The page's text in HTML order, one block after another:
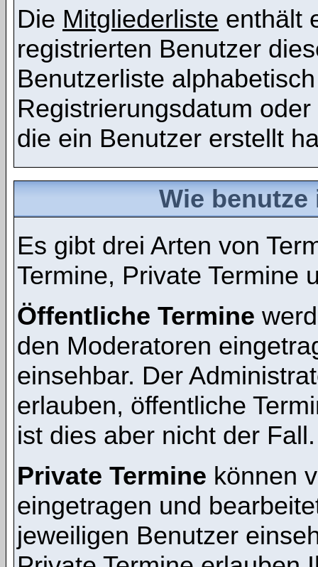
Die Mitgliederliste enthält
registrierten Benutzer
Benutzerliste
Registrierungsdatum
die ein Benutzer erstellt
Wie
Es gibt drei Arten von
Termine, Private Termine
Öffentliche Termine
den Moderatoren
einsehbar. Der
erlauben, öffentliche
ist dies aber nicht der Fall.
Private Termine können
eingetragen und
jeweiligen Benutzer